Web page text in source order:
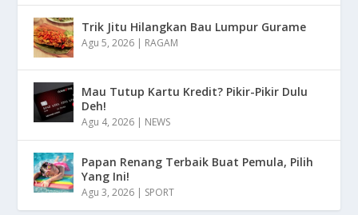
Trik Jitu Hilangkan Bau Lumpur Gurame
Agu 5, 2026 RAGAM
Mau Tutup Kartu Kredit? Pikir-Pikir Dulu
Deh!
Agu 4, 2026 NEWS
Papan Renang Terbaik Buat Pemula, Pilih
Yang Ini!
Agu 3, 2026 SPORT